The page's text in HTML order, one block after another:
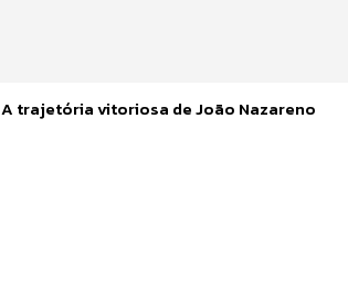
A trajetória vitoriosa de João Nazareno